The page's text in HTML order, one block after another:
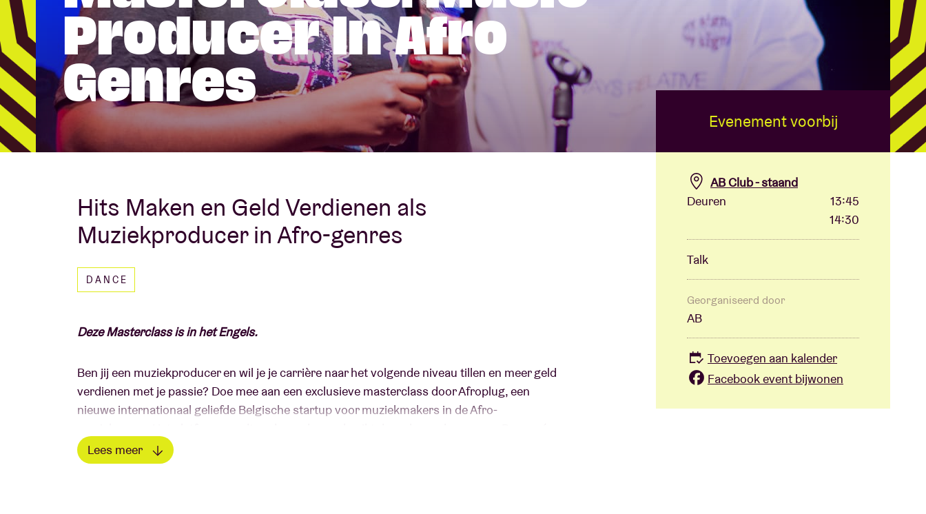
Bezoekersinfo
AB ❤ you
Over AB
Contact
Producer In Afro
Genres
Hits Maken en Geld Verdienen als
Muziekproducer in Afro-genres
DANCE
Deze Masterclass is in het Engels.
Ben jij een muziekproducer en wil je je carrière naar het volgende niveau tillen en meer geld
verdienen met je passie? Doe mee aan een exclusieve masterclass door Afroplug, een
nieuwe internationaal geliefde Belgische startup voor muziekmakers in de Afro-
Davido, Gunna, Sean Paul, Asake, Burna Boy en meer.
Lees meer
Evenement voorbij
AB Club - staand
Deuren
13:45
14:30
Talk
Georganiseerd door
AB
Toevoegen aan kalender
Facebook event bijwonen